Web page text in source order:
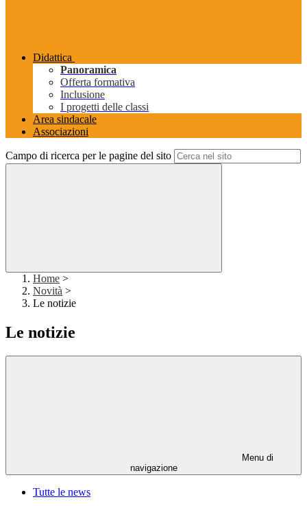
Didattica
Panoramica
Offerta formativa
Inclusione
I progetti delle classi
Area sindacale
Associazioni
Campo di ricerca per le pagine del sito
Home >
Novità >
Le notizie
Le notizie
Menu di
navigazione
Tutte le news